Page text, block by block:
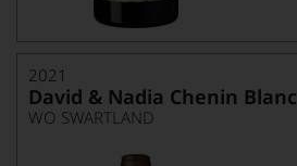
2021
David & Nadia Chenin Blanc
WO SWARTLAND